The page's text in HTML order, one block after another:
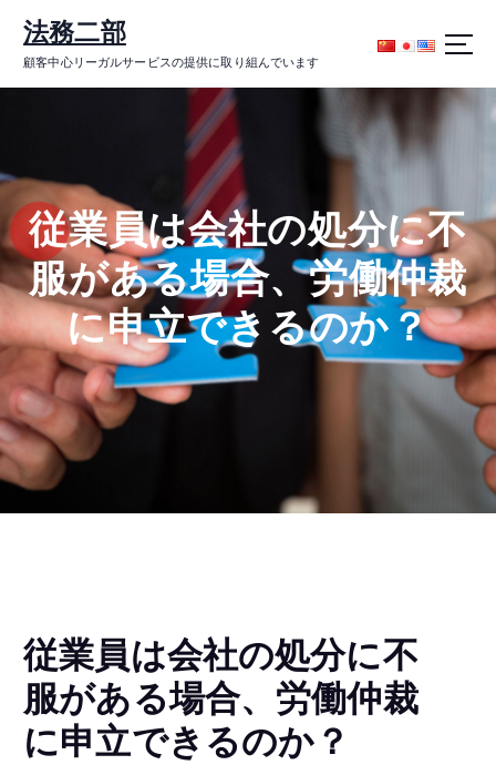
ン
キ
ッ
プ
法務二部
顧客中心リーガルサービスの提供に取り組んでいます
従業員は会社の処分に不
服がある場合、労働仲裁
に申立できるのか？
従業員は会社の処分に不
服がある場合、労働仲裁
に申立できるのか？